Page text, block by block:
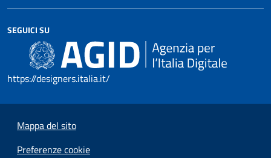
SEGUICI SU
https://designers.italia.it/
Mappa del sito
Preferenze cookie